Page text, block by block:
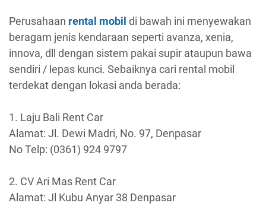
Perusahaan rental mobil di bawah ini menyewakan
beragam jenis kendaraan seperti avanza, xenia,
innova, dll dengan sistem pakai supir ataupun bawa
sendiri / lepas kunci. Sebaiknya cari rental mobil
terdekat dengan lokasi anda berada:
1. Laju Bali Rent Car
Alamat: Jl. Dewi Madri, No. 97, Denpasar
No Telp: (0361) 924 9797
2. CV Ari Mas Rent Car
Alamat: Jl Kubu Anyar 38 Denpasar